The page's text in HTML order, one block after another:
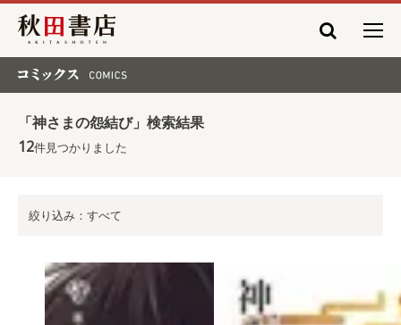
秋田書店
「神さまの怨結び」検索結果
12件見つかりました
絞り込み：すべて